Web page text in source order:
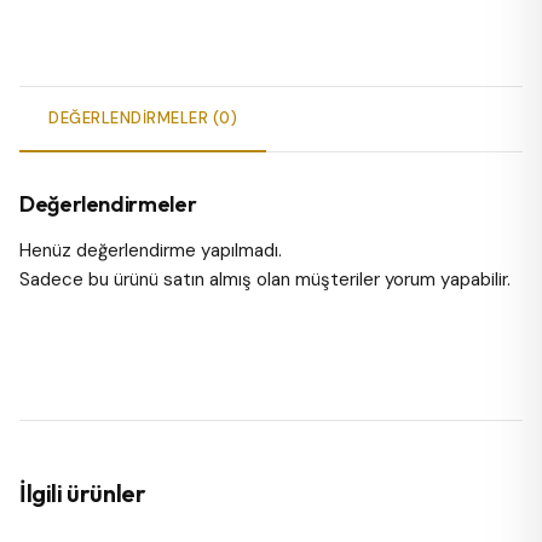
DEĞERLENDIRMELER (0)
Değerlendirmeler
Henüz değerlendirme yapılmadı.
Sadece bu ürünü satın almış olan müşteriler yorum yapabilir.
İlgili ürünler